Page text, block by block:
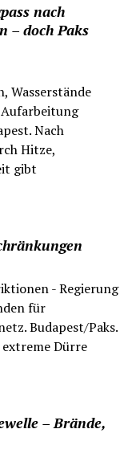
nach
– doch Paks
Wasserstände
Nach
Hitze,
gibt
- Regierung
für
Budapest/Paks.
Dürre
– Brände,